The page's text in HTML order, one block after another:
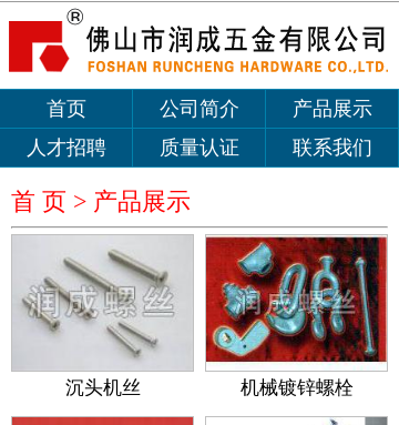
首页 公司简介
产品展示
人才招聘
质量认证 联系我们
首 页 > 产品展示
沉头机丝 机械镀锌螺栓